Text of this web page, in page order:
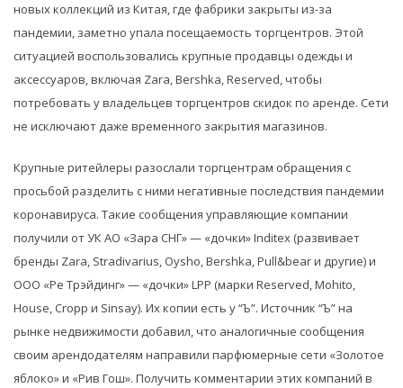
новых коллекций из Китая, где фабрики закрыты из-за
пандемии, заметно упала посещаемость торгцентров. Этой
ситуацией воспользовались крупные продавцы одежды и
аксессуаров, включая Zara, Bershka, Reserved, чтобы
потребовать у владельцев торгцентров скидок по аренде. Сети
не исключают даже временного закрытия магазинов.
Крупные ритейлеры разослали торгцентрам обращения с
просьбой разделить с ними негативные последствия пандемии
коронавируса. Такие сообщения управляющие компании
получили от УК АО «Зара СНГ» — «дочки» Inditex (развивает
бренды Zara, Stradivarius, Oysho, Bershka, Pull&bear и другие) и
ООО «Ре Трэйдинг» — «дочки» LPP (марки Reserved, Mohito,
House, Cropp и Sinsay). Их копии есть у “Ъ”. Источник “Ъ” на
рынке недвижимости добавил, что аналогичные сообщения
своим арендодателям направили парфюмерные сети «Золотое
яблоко» и «Рив Гош». Получить комментарии этих компаний в